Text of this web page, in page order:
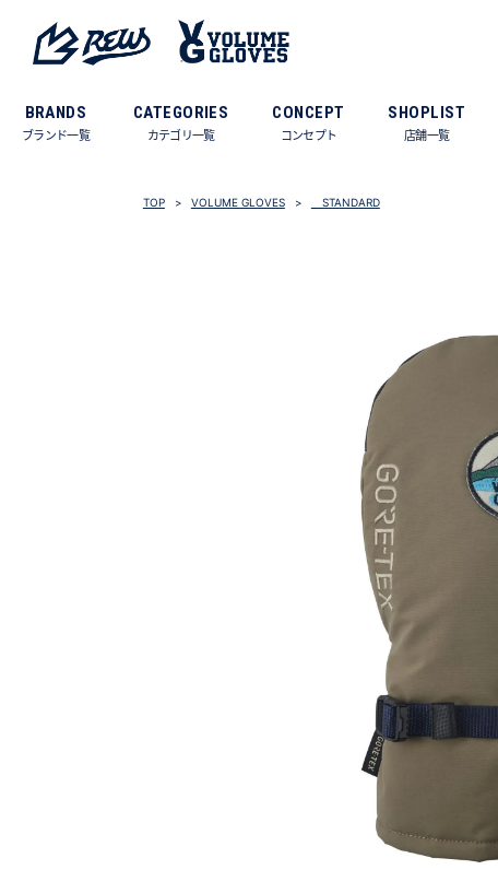
BRANDS
ブランド一覧
CATEGORIES
カテゴリ一覧
CONCEPT
コンセプト
SHOPLIST
店舗一覧
TOP VOLUME GLOVES STANDARD